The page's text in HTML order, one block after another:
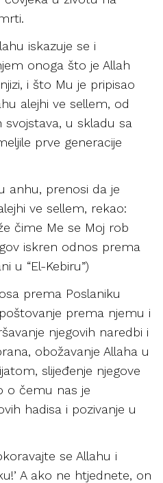
iskazuje se i
onoga što je Allah
i što Mu je pripisao
alejhi ve sellem, od
svojstava, u skladu sa
prve generacije
anhu, prenosi da je
ve sellem, rekao:
čime Me se Moj rob
iskren odnos prema
u “El-Kebiru”)
prema Poslaniku
prema njemu i
njegovih naredbi i
obožavanje Allaha u
slijeđenje njegove
o čemu nas je
hadisa i pozivanje u
se Allahu i
A ako ne htjednete, on